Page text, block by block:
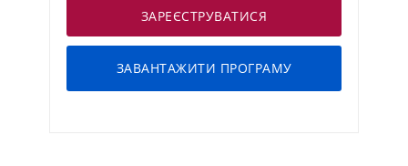
ЗАРЕЄСТРУВАТИСЯ
ЗАВАНТАЖИТИ ПРОГРАМУ